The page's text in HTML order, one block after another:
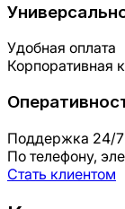
Удобная оплата
Корпоративная
Поддержка 24/7
По телефону,
Стать клиентом